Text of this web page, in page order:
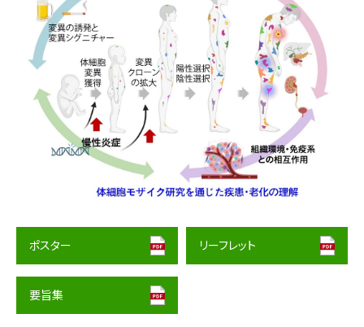
ポスター リーフレット
要旨集